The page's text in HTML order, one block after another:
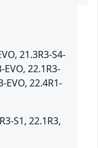
21.3R3-S4-
EVO, 22.1R3-
EVO, 22.4R1-
S1, 22.1R3,